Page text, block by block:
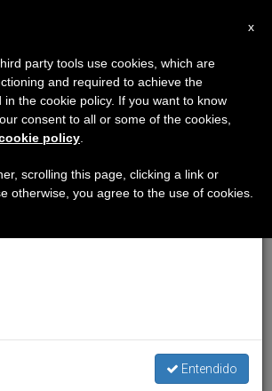
Coronavirus © Conferencia Episcopal Española
×
al 7 de agosto haremos la pausa
que en el periodo de verano
informaciones y también el
Entendido
x
party tools use cookies, which are
and required to achieve the
in the cookie policy. If you want to know
consent to all or some of the cookies,
policy
scrolling this page, clicking a link or
otherwise, you agree to the use of cookies.